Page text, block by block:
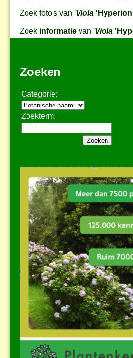
Zoek foto's van 'Viola 'Hyperion'
Zoek informatie van 'Viola
Zoeken
Categorie:
Zoekterm: